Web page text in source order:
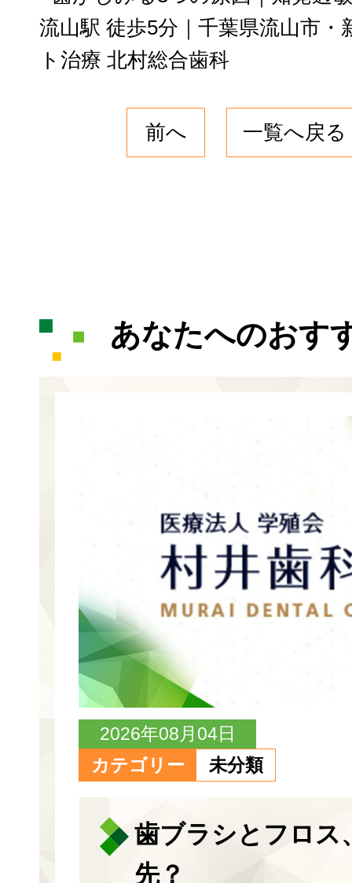
前へ 一覧へ戻る
あなたへのおす
2026年08月04日
カテゴリー
未分類
歯ブラシとフロス
先？